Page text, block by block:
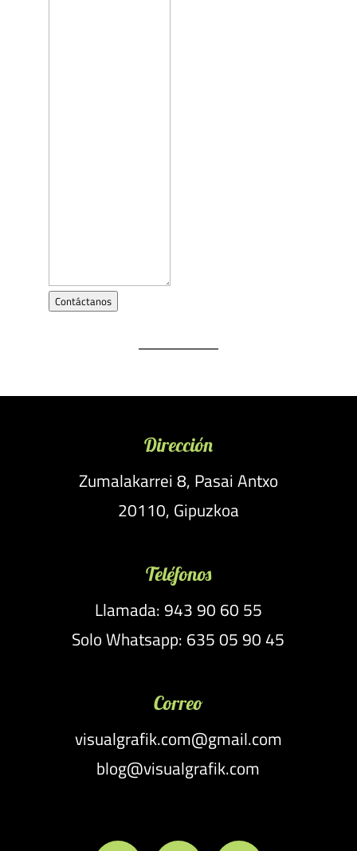
Contáctanos
Dirección
Zumalakarrei 8, Pasai Antxo
20110, Gipuzkoa
Teléfonos
Llamada: 943 90 60 55
Solo Whatsapp: 635 05 90 45
Correo
visualgrafik.com@gmail.com
blog@visualgrafik.com